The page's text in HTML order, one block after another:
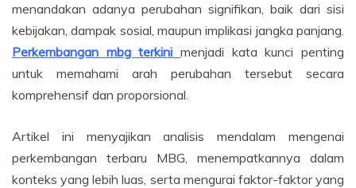
menandakan adanya perubahan signifikan, baik dari sisi
kebijakan, dampak sosial, maupun implikasi jangka panjang.
Perkembangan mbg terkini menjadi kata kunci penting
untuk memahami arah perubahan tersebut secara
komprehensif dan proporsional.
Artikel ini menyajikan analisis mendalam mengenai
perkembangan terbaru MBG, menempatkannya dalam
konteks yang lebih luas, serta mengurai faktor-faktor yang